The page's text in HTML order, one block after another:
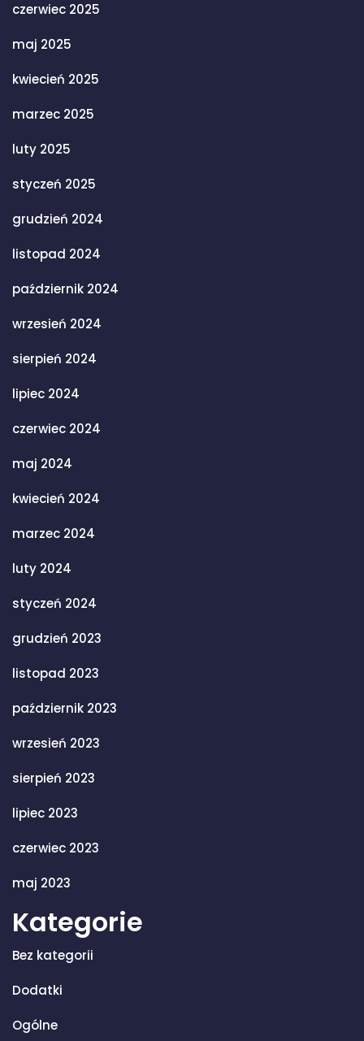
czerwiec 2025
maj 2025
kwiecień 2025
marzec 2025
luty 2025
styczeń 2025
grudzień 2024
listopad 2024
październik 2024
wrzesień 2024
sierpień 2024
lipiec 2024
czerwiec 2024
maj 2024
kwiecień 2024
marzec 2024
luty 2024
styczeń 2024
grudzień 2023
listopad 2023
październik 2023
wrzesień 2023
sierpień 2023
lipiec 2023
czerwiec 2023
maj 2023
Kategorie
Bez kategorii
Dodatki
Ogólne